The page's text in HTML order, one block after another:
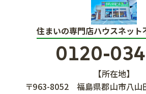
住まいの専門店ハウスネット
0120-
【所在地】
〒963-8052
福島県郡山市八山